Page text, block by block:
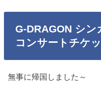
G-DRAGON シン
コンサートチケ
無事に帰国しました～